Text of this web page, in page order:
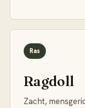
Ras
Ragdoll
Zacht,